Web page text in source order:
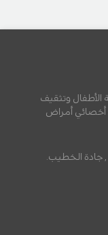
وتثقيف
أخصائي أمراض
جادة الخطيب.